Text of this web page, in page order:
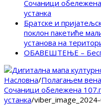
Сочаници
устанка
Братске и
поклон пакетиће
установа на
ОБАВЕШТЕЊЕ –
Насловна/Полагањем
Сочаници обележена
устанка/